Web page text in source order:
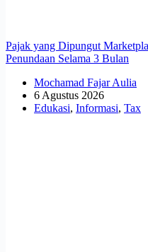
Pajak yang Dipungut
Penundaan Selama 3 Bulan
Mochamad Fajar Aulia
6 Agustus 2026
Edukasi, Informasi, Tax